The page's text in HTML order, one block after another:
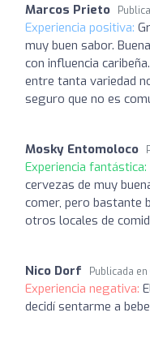
Marcos Prieto
Experiencia positiva:
muy buen sabor.
con influencia
entre tanta variedad
seguro que no es
Mosky Entomoloco
Experiencia fantástica:
cervezas de muy
comer, pero bastante
otros locales de
Nico Dorf Publicada en
Experiencia negativa:
decidí sentarme a